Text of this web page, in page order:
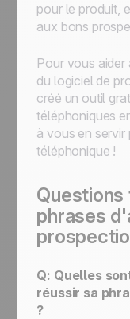
pour le produit,
aux bons
Pour vous
du logiciel de
créé un outil
téléphoniques
à vous en
téléphonique !
phrases
Q: Quelles
réussir sa
?